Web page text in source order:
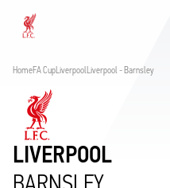
Now live
HomeFA CupLiverpoolLiverpool - Barnsley
LIVERPOOL